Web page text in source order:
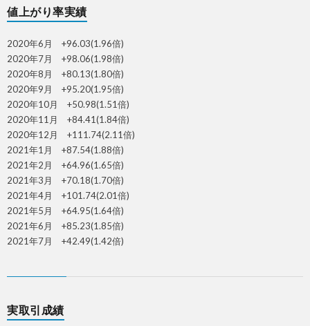
値上がり率実績
2020年6月 +96.03(1.96倍)
2020年7月 +98.06(1.98倍)
2020年8月 +80.13(1.80倍)
2020年9月 +95.20(1.95倍)
2020年10月 +50.98(1.51倍)
2020年11月 +84.41(1.84倍)
2020年12月 +111.74(2.11倍)
2021年1月 +87.54(1.88倍)
2021年2月 +64.96(1.65倍)
2021年3月 +70.18(1.70倍)
2021年4月 +101.74(2.01倍)
2021年5月 +64.95(1.64倍)
2021年6月 +85.23(1.85倍)
2021年7月 +42.49(1.42倍)
実取引成績